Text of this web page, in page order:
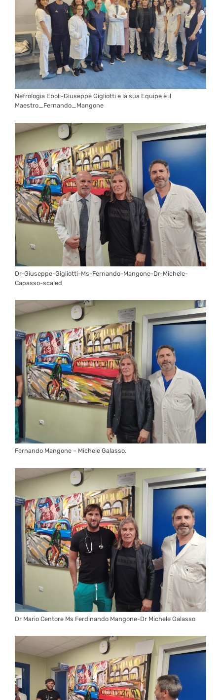
Nefrologia Eboli-Giuseppe Gigliotti e la sua Equipe è il
Maestro_Fernando_Mangone
Dr-Giuseppe-Gigliotti-Ms-Fernando-Mangone-Dr-Michele-
Capasso-scaled
Fernando Mangone – Michele Galasso.
Dr Mario Centore Ms Ferdinando Mangone-Dr Michele Galasso